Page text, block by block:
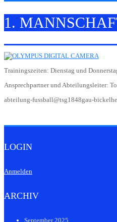
1.
Trainingszeiten: Dienstag und
Ansprechpartner und Abteilungsleiter:
abteilung-fussball@tsg1848gau-
LOGIN
Anmelden
ARCHIV
September 2025